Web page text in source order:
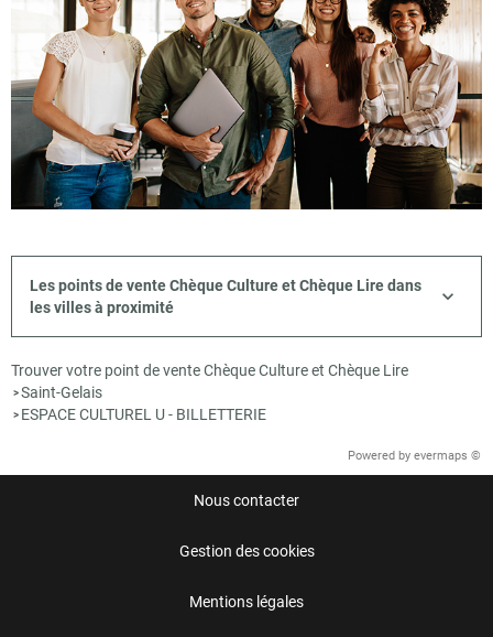
Les points de vente Chèque Culture et Chèque Lire dans
les villes à proximité
Trouver votre point de vente Chèque Culture et Chèque Lire
>Saint-Gelais
> ESPACE CULTUREL U - BILLETTERIE
Powered by evermaps ©
Nous contacter
Gestion des cookies
Mentions légales